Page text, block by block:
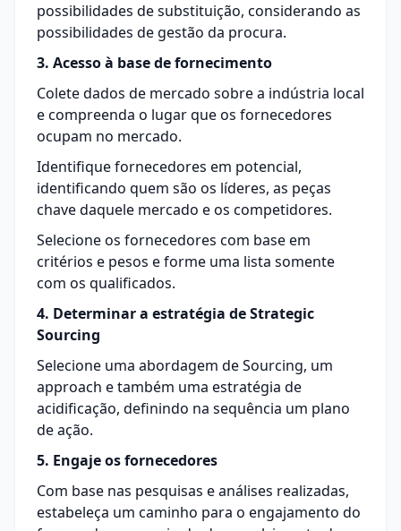
possibilidades de substituição, considerando as
possibilidades de gestão da procura.
3. Acesso à base de fornecimento
Colete dados de mercado sobre a indústria local
e compreenda o lugar que os fornecedores
ocupam no mercado.
Identifique fornecedores em potencial,
identificando quem são os líderes, as peças
chave daquele mercado e os competidores.
Selecione os fornecedores com base em
critérios e pesos e forme uma lista somente
com os qualificados.
4. Determinar a estratégia de Strategic
Sourcing
Selecione uma abordagem de Sourcing, um
approach e também uma estratégia de
acidificação, definindo na sequência um plano
de ação.
5. Engaje os fornecedores
Com base nas pesquisas e análises realizadas,
estabeleça um caminho para o engajamento do